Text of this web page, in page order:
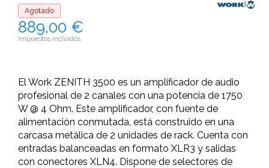
Agotado
889,00 €
Impuestos incluidos
El Work ZENITH 3500 es un amplificador de audio
profesional de 2 canales con una potencia de 1750
W @ 4 Ohm. Este amplificador, con fuente de
alimentación conmutada, está construido en una
carcasa metálica de 2 unidades de rack. Cuenta con
entradas balanceadas en formato XLR3 y salidas
con conectores XLN4. Dispone de selectores de